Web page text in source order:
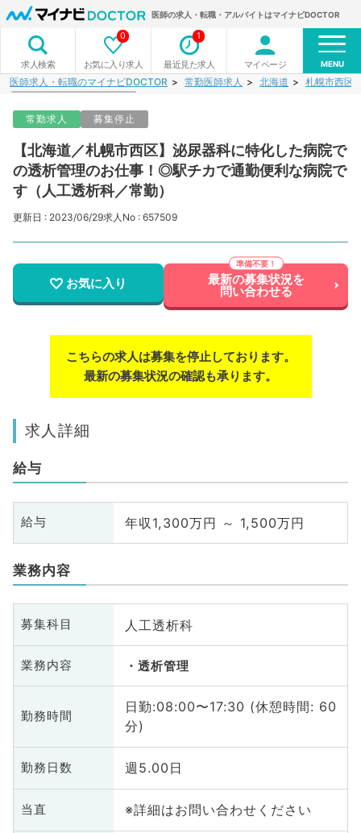
医師の求人・転職・アルバイトはマイナビDOCTOR
求人検索 お気に入り求人
0
最近見た求人
1
マイページ MENU
医師求人・転職のマイナビDOCTOR 常勤医師求人 北海道 札幌市西区
常勤求人 募集停止
【北海道／札幌市西区】泌尿器科に特化した病院で
の透析管理のお仕事！◎駅チカで通勤便利な病院で
す（人工透析科／常勤）
更新日 : 2023/06/29求人No : 657509
お気に入り 最新の募集状況を
問い合わせる
こちらの求人は募集を停止しております。
最新の募集状況の確認も承ります。
求人詳細
給与
給与 年収1,300万円 ～ 1,500万円
業務内容
募集科目 人工透析科
業務内容 透析管理
勤務時間
日勤:08:00〜17:30 (休憩時間: 60
分)
勤務日数 週5.00日
当直 ※詳細はお問い合わせください